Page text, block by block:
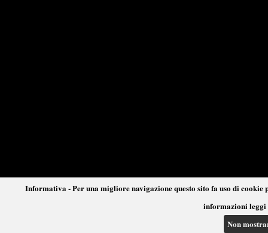
Informativa - Per una migliore navigazione questo sito fa uso di
informazioni leggi
Non